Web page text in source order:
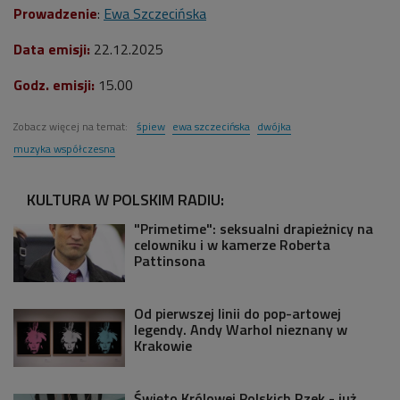
Prowadzenie: Ewa Szczecińska
Data emisji: 22.12.2025
Godz. emisji: 15.00
Zobacz więcej na temat: śpiew ewa szczecińska dwójka
muzyka współczesna
KULTURA W POLSKIM RADIU:
"Primetime": seksualni drapieżnicy na
celowniku i w kamerze Roberta
Pattinsona
Od pierwszej linii do pop-artowej
legendy. Andy Warhol nieznany w
Krakowie